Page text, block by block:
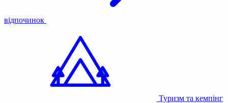
відпочинок
Туризм та кемпінг